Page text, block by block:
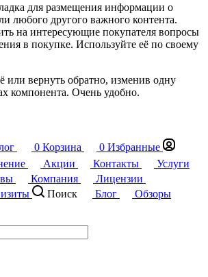
для размещения информации о
любого другого важного контента.
на интересующие покупателя вопросы
в покупке. Используйте её по своему
или вернуть обратно, изменив одну
компонента. Очень удобно.
0 Корзина 0 Избранные
Акции Контакты
Услуги
Компания
Лицензии
Поиск Блог
Обзоры